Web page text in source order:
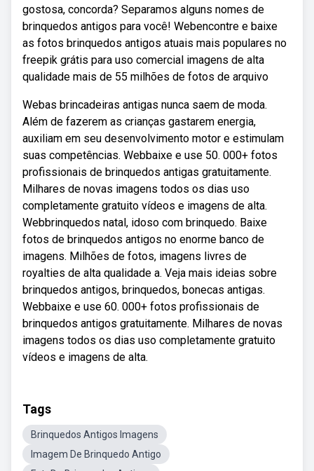
gostosa, concorda? Separamos alguns nomes de
brinquedos antigos para você! Webencontre e baixe
as fotos brinquedos antigos atuais mais populares no
freepik grátis para uso comercial imagens de alta
qualidade mais de 55 milhões de fotos de arquivo
Webas brincadeiras antigas nunca saem de moda.
Além de fazerem as crianças gastarem energia,
auxiliam em seu desenvolvimento motor e estimulam
suas competências. Webbaixe e use 50. 000+ fotos
profissionais de brinquedos antigas gratuitamente.
Milhares de novas imagens todos os dias uso
completamente gratuito vídeos e imagens de alta.
Webbrinquedos natal, idoso com brinquedo. Baixe
fotos de brinquedos antigos no enorme banco de
imagens. Milhões de fotos, imagens livres de
royalties de alta qualidade a. Veja mais ideias sobre
brinquedos antigos, brinquedos, bonecas antigas.
Webbaixe e use 60. 000+ fotos profissionais de
brinquedos antigos gratuitamente. Milhares de novas
imagens todos os dias uso completamente gratuito
vídeos e imagens de alta.
Tags
Brinquedos Antigos Imagens
Imagem De Brinquedo Antigo